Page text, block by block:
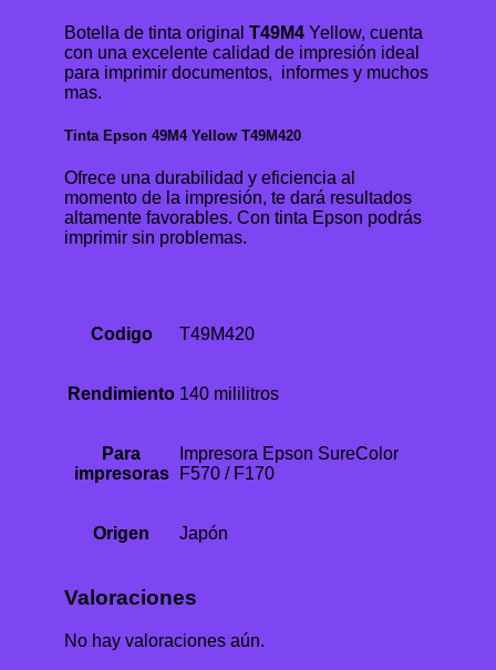
Botella de tinta original T49M4 Yellow, cuenta
con una excelente calidad de impresión ideal
para imprimir documentos, informes y muchos
mas.
Tinta Epson 49M4 Yellow T49M420
Ofrece una durabilidad y eficiencia al
momento de la impresión, te dará resultados
altamente favorables. Con tinta Epson podrás
imprimir sin problemas.
Codigo T49M420
Rendimiento 140 mililitros
Para
impresoras
Impresora Epson SureColor
F570 / F170
Origen Japón
Valoraciones
No hay valoraciones aún.